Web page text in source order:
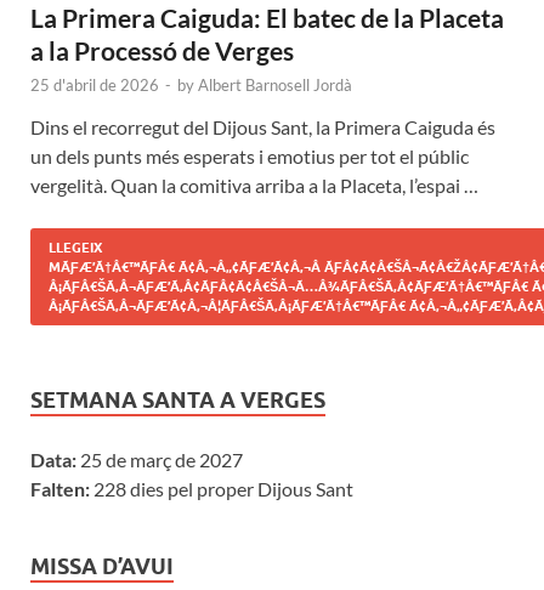
La Primera Caiguda: El batec de la Placeta
a la Processó de Verges
25 d'abril de 2026 - byAlbert Barnosell Jordà
Dins el recorregut del Dijous Sant, la Primera Caiguda és
un dels punts més esperats i emotius per tot el públic
vergelità. Quan la comitiva arriba a la Placeta, l’espai …
LLEGEIX
MÃƑÆ’Ã†Â€™ÃƑÂ€ Ã¢Â‚¬Â„¢ÃƑÆ’Ã¢Â‚¬Â
Â¡ÃƑÂ€ŠÃ‚Â¬ÃƑÆ’Ã‚Â¢ÃƑÂ¢Ã¢Â€ŠÂ¬Ã…Â¾ÃƑÂ€ŠÃ‚Â¢ÃƑÆ’Ã†Â€™ÃƑÂ€
Â¡ÃƑÂ€ŠÃ‚Â¬ÃƑÆ’Ã¢Â‚¬Â¦ÃƑÂ€ŠÃ‚Â¡ÃƑÆ’Ã†Â€™ÃƑÂ€
SETMANA SANTA A VERGES
Data: 25 de març de 2027
Falten: 228 dies pel proper Dijous Sant
MISSA D’AVUI